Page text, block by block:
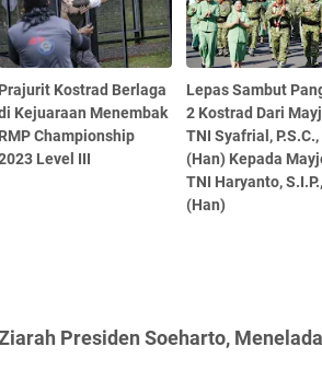
Prajurit Kostrad Berlaga
Kejuaraan Menembak
RMP Championship
Level III
Lepas Sambut
2 Kostrad Dari
TNI Syafrial, P.S.C.,
(Han) Kepada
TNI Haryanto,
(Han)
Presiden Soeharto,